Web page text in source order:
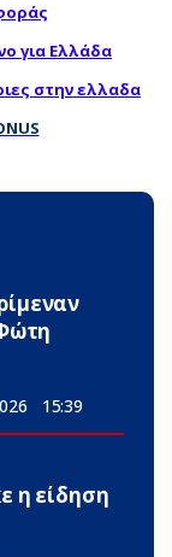
για Ελλάδα
στην ελλαδα
15:39
η είδηση